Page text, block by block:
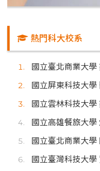
熱門科大校系
國立臺北商業大
國立屏東科技大學
國立雲林科技大
國立高雄餐旅大學
國立臺北商業大學
國立臺灣科技大學